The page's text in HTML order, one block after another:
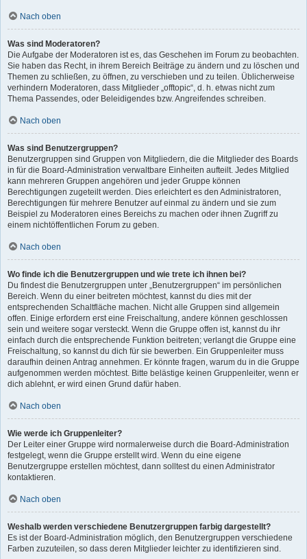
Nach oben
Was sind Moderatoren?
Die Aufgabe der Moderatoren ist es, das Geschehen im Forum zu beobachten.
Sie haben das Recht, in ihrem Bereich Beiträge zu ändern und zu löschen und
Themen zu schließen, zu öffnen, zu verschieben und zu teilen. Üblicherweise
verhindern Moderatoren, dass Mitglieder „offtopic“, d. h. etwas nicht zum
Thema Passendes, oder Beleidigendes bzw. Angreifendes schreiben.
Nach oben
Was sind Benutzergruppen?
Benutzergruppen sind Gruppen von Mitgliedern, die die Mitglieder des Boards
in für die Board-Administration verwaltbare Einheiten aufteilt. Jedes Mitglied
kann mehreren Gruppen angehören und jeder Gruppe können
Berechtigungen zugeteilt werden. Dies erleichtert es den Administratoren,
Berechtigungen für mehrere Benutzer auf einmal zu ändern und sie zum
Beispiel zu Moderatoren eines Bereichs zu machen oder ihnen Zugriff zu
einem nichtöffentlichen Forum zu geben.
Nach oben
Wo finde ich die Benutzergruppen und wie trete ich ihnen bei?
Du findest die Benutzergruppen unter „Benutzergruppen“ im persönlichen
Bereich. Wenn du einer beitreten möchtest, kannst du dies mit der
entsprechenden Schaltfläche machen. Nicht alle Gruppen sind allgemein
offen. Einige erfordern erst eine Freischaltung, andere können geschlossen
sein und weitere sogar versteckt. Wenn die Gruppe offen ist, kannst du ihr
einfach durch die entsprechende Funktion beitreten; verlangt die Gruppe eine
Freischaltung, so kannst du dich für sie bewerben. Ein Gruppenleiter muss
daraufhin deinen Antrag annehmen. Er könnte fragen, warum du in die Gruppe
aufgenommen werden möchtest. Bitte belästige keinen Gruppenleiter, wenn er
dich ablehnt, er wird einen Grund dafür haben.
Nach oben
Wie werde ich Gruppenleiter?
Der Leiter einer Gruppe wird normalerweise durch die Board-Administration
festgelegt, wenn die Gruppe erstellt wird. Wenn du eine eigene
Benutzergruppe erstellen möchtest, dann solltest du einen Administrator
kontaktieren.
Nach oben
Weshalb werden verschiedene Benutzergruppen farbig dargestellt?
Es ist der Board-Administration möglich, den Benutzergruppen verschiedene
Farben zuzuteilen, so dass deren Mitglieder leichter zu identifizieren sind.